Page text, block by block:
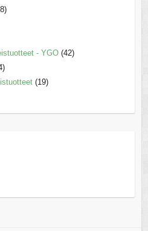
- YGO (42)
(19)